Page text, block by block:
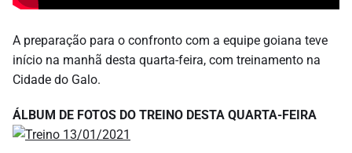
A preparação para o confronto com a equipe goiana teve
início na manhã desta quarta-feira, com treinamento na
Cidade do Galo.
ÁLBUM DE FOTOS DO TREINO DESTA QUARTA-FEIRA